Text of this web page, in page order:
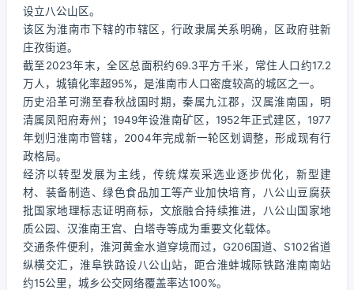
设立八公山区。
该区为淮南市下辖的市辖区，行政隶属关系明确，区政府驻新
庄孜街道。
截至2023年末，全区总面积约69.3平方千米，常住人口约17.2
万人，城镇化率超95%，是淮南市人口密度较高的城区之一。
历史沿革可溯至春秋战国时期，秦属九江郡，汉属淮南国，明
清属凤阳府寿州；1949年设淮南矿区，1952年正式建区，1977
年划归淮南市管辖，2004年完成新一轮区划调整，形成现有行
政格局。
经济以转型发展为主线，传统煤炭采选业逐步优化，新型建
材、装备制造、绿色食品加工等产业加快培育，八公山豆腐获
批国家地理标志证明商标，文旅融合持续推进，八公山国家地
质公园、汉淮南王宫、白塔寺等成为重要文化载体。
交通条件便利，淮河黄金水道穿境而过，G206国道、S102省道
纵横交汇，淮阜铁路设八公山站，距合淮蚌城际铁路淮南南站
约15公里，城乡公交网络覆盖率达100%。